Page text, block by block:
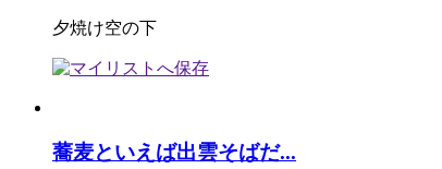
夕焼け空の下
蕎麦といえば出雲そばだ...